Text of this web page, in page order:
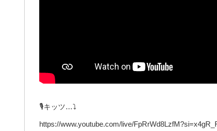
🎙キッツ…⤵︎
https://www.youtube.com/live/